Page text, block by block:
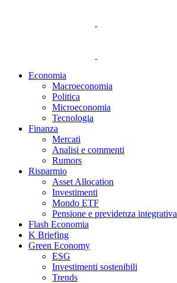
Economia
Macroeconomia
Politica
Microeconomia
Tecnologia
Finanza
Mercati
Analisi e commenti
Rumors
Risparmio
Asset Allocation
Investimenti
Mondo ETF
Pensione e previdenza integrativa
Flash Economia
K Briefing
Green Economy
ESG
Investimenti sostenibili
Trends